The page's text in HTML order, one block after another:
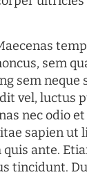
sem
sem neque
vel, luctus
nec odio
sapien ut
ante.
tincidunt.